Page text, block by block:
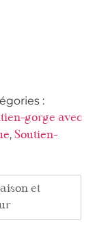
:
gorge avec
, Soutien-
et